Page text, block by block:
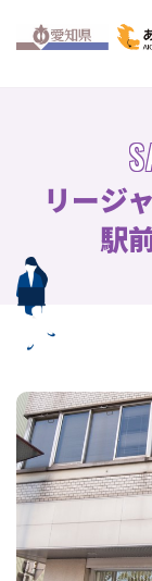
リージ
駅